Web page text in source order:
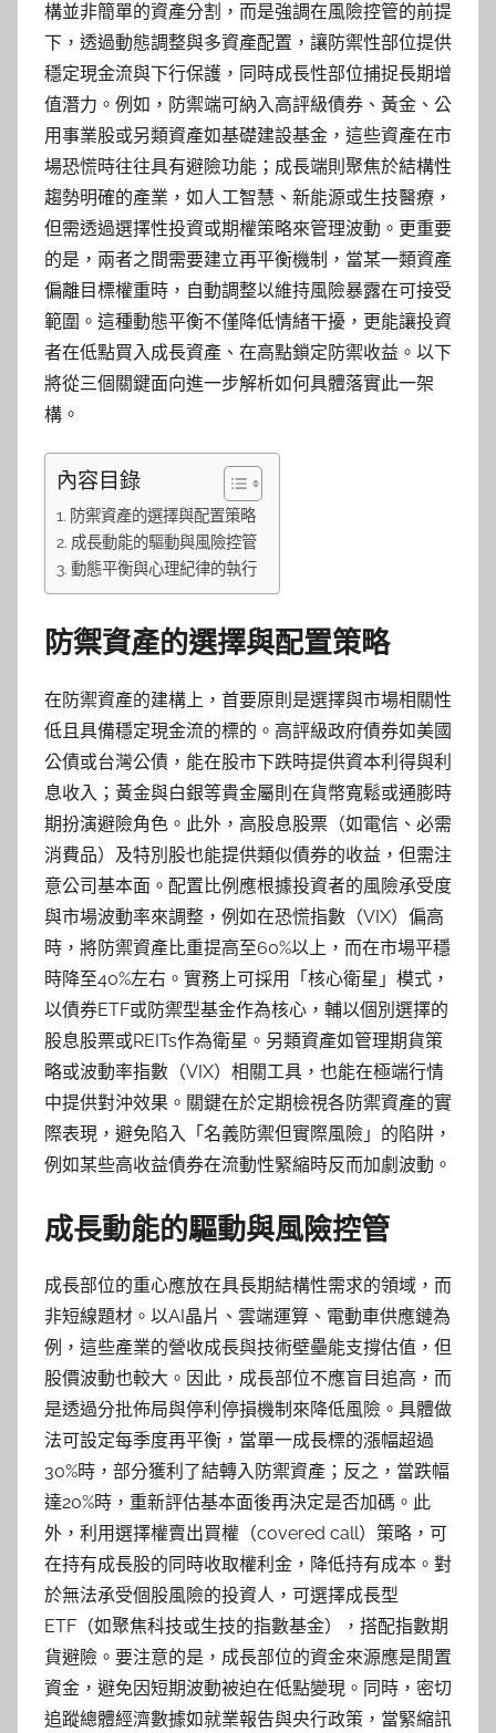
構並非簡單的資產分割，而是強調在風險控管的前提
下，透過動態調整與多資產配置，讓防禦性部位提供
穩定現金流與下行保護，同時成長性部位捕捉長期增
值潛力。例如，防禦端可納入高評級債券、黃金、公
用事業股或另類資產如基礎建設基金，這些資產在市
場恐慌時往往具有避險功能；成長端則聚焦於結構性
趨勢明確的產業，如人工智慧、新能源或生技醫療，
但需透過選擇性投資或期權策略來管理波動。更重要
的是，兩者之間需要建立再平衡機制，當某一類資產
偏離目標權重時，自動調整以維持風險暴露在可接受
範圍。這種動態平衡不僅降低情緒干擾，更能讓投資
者在低點買入成長資產、在高點鎖定防禦收益。以下
將從三個關鍵面向進一步解析如何具體落實此一架
構。
內容目錄
防禦資產的選擇與配置策略
成長動能的驅動與風險控管
動態平衡與心理紀律的執行
防禦資產的選擇與配置策略
在防禦資產的建構上，首要原則是選擇與市場相關性
低且具備穩定現金流的標的。高評級政府債券如美國
公債或台灣公債，能在股市下跌時提供資本利得與利
息收入；黃金與白銀等貴金屬則在貨幣寬鬆或通膨時
期扮演避險角色。此外，高股息股票（如電信、必需
消費品）及特別股也能提供類似債券的收益，但需注
意公司基本面。配置比例應根據投資者的風險承受度
與市場波動率來調整，例如在恐慌指數（VIX）偏高
時，將防禦資產比重提高至60%以上，而在市場平穩
時降至40%左右。實務上可採用「核心衛星」模式，
以債券ETF或防禦型基金作為核心，輔以個別選擇的
股息股票或REITs作為衛星。另類資產如管理期貨策
略或波動率指數（VIX）相關工具，也能在極端行情
中提供對沖效果。關鍵在於定期檢視各防禦資產的實
際表現，避免陷入「名義防禦但實際風險」的陷阱，
例如某些高收益債券在流動性緊縮時反而加劇波動。
成長動能的驅動與風險控管
成長部位的重心應放在具長期結構性需求的領域，而
非短線題材。以AI晶片、雲端運算、電動車供應鏈為
例，這些產業的營收成長與技術壁壘能支撐估值，但
股價波動也較大。因此，成長部位不應盲目追高，而
是透過分批佈局與停利停損機制來降低風險。具體做
法可設定每季度再平衡，當單一成長標的漲幅超過
30%時，部分獲利了結轉入防禦資產；反之，當跌幅
達20%時，重新評估基本面後再決定是否加碼。此
外，利用選擇權賣出買權（covered call）策略，可
在持有成長股的同時收取權利金，降低持有成本。對
於無法承受個股風險的投資人，可選擇成長型
ETF（如聚焦科技或生技的指數基金），搭配指數期
貨避險。要注意的是，成長部位的資金來源應是閒置
資金，避免因短期波動被迫在低點變現。同時，密切
追蹤總體經濟數據如就業報告與央行政策，當緊縮訊